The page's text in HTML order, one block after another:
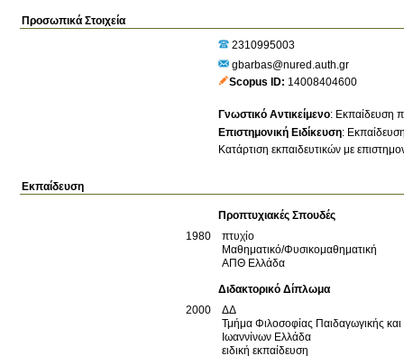
Προσωπικά Στοιχεία
2310995003
gbarbas@nured.auth.gr
Scopus ID 14008404600
Γνωστικό Αντικείμενο: Εκπαίδευση
Επιστημονική Ειδίκευση:
Κατάρτιση εκπαιδευτικών με
Εκπαίδευση
Προπτυχιακές Σπουδές
1980
πτυχίο
Μαθηματικό/Φυσικομαθηματική
ΑΠΘ Ελλάδα
Διδακτορικό Δίπλωμα
2000
ΔΔ
Τμήμα Φιλοσοφίας Παιδαγωγικής
Ιωαννίνων Ελλάδα
ειδική εκπαίδευση